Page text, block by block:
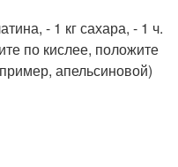
- 1 кг сахара, - 1 ч.
по кислее, положите
апельсиновой)